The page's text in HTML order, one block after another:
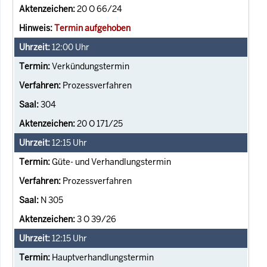
20 O 66/24
Termin aufgehoben
12:00 Uhr
Verkündungstermin
Prozessverfahren
304
20 O 171/25
12:15 Uhr
Güte- und Verhandlungstermin
Prozessverfahren
N 305
3 O 39/26
12:15 Uhr
Hauptverhandlungstermin